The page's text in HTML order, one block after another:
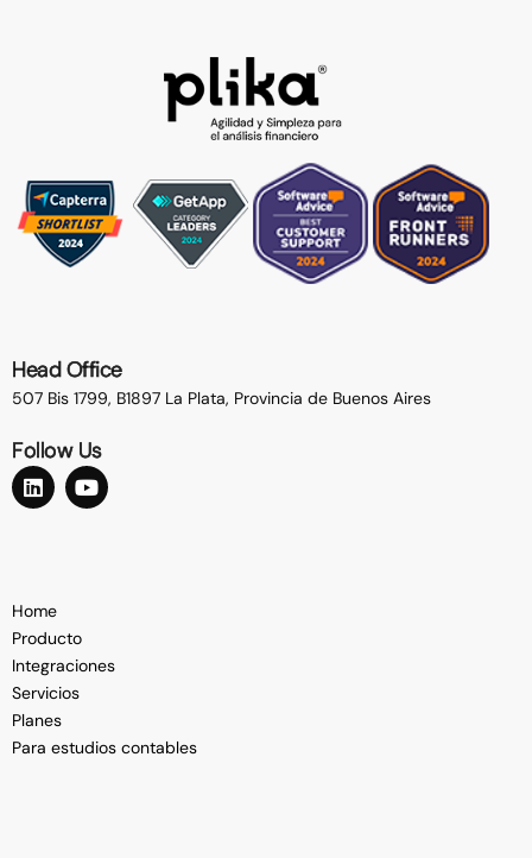
Head Office
507 Bis 1799, B1897 La Plata, Provincia de Buenos Aires
Follow Us
Home
Producto
Integraciones
Servicios
Planes
Para estudios contables